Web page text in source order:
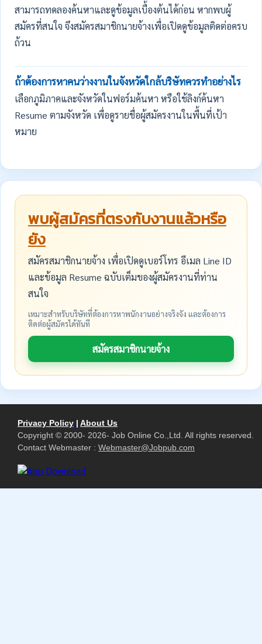
สามารถทดลองค้นหาและดูข้อมูลเบื้องต้นได้ก่อน หากพบผู้
สมัครที่สนใจ จึงสมัครสมาชิกนายจ้างเพื่อเปิดดูข้อมูลติดต่อครบ
ถ้วน
ถ้าต้องการหาคนว่างงานในจังหวัดใกล้บริษัทควรทำอย่างไร
เลือกภูมิภาคและจังหวัดในฟอร์มค้นหา หรือใช้ลิงก์ค้นหา
Resume ตามจังหวัด เพื่อดูรายชื่อผู้สมัครงานในพื้นที่เป้า
หมาย
พบผู้สมัครที่ตรงกับงานแล้วหรือ
ยัง
สมัครสมาชิกนายจ้าง เพื่อเปิดดูเบอร์โทร อีเมล Line ID
และข้อมูล Resume ฉบับเต็มของผู้สมัครงานที่ท่าน
สนใจ
เหมาะสำหรับบริษัทที่ต้องการหาพนักงานอย่างจริงจัง และต้องการ
ติดต่อผู้สมัครได้ทันที
สมัครสมาชิกนายจ้าง
Privacy Policy | About Us
Copyright © 2000- 2026- Job Online Co.,Ltd. All rights reserved.
Contact Webmaster : Webmaster@Jobpub.com